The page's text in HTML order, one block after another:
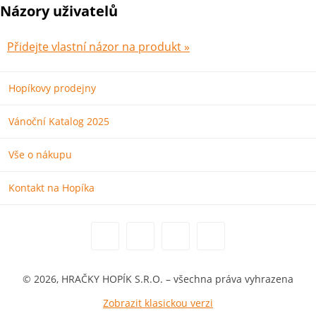
Názory uživatelů
Přidejte vlastní názor na produkt »
Hopíkovy prodejny
Vánoční Katalog 2025
Vše o nákupu
Kontakt na Hopíka
© 2026, HRAČKY HOPÍK S.R.O. – všechna práva vyhrazena
Zobrazit klasickou verzi